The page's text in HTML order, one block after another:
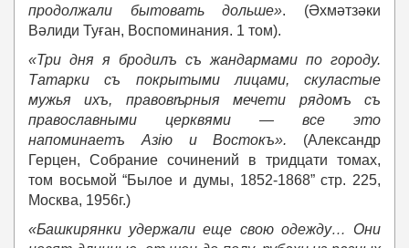
продолжали бытовать дольше». (Әхмәтзәки
Вәлиди Туған, Воспоминания. 1 том).
«Три дня я бродилъ съ жандармами по городу.
Татарки съ покрытыми лицами, скуластые
мужья ихъ, правовѣрныя мечети рядомъ съ
православными церквями — все это
напоминаетъ Азiю и Востокъ». (Александр
Герцен, Собрание сочинений в тридцати томах,
том восьмой “Былое и думы, 1852-1868” стр. 225,
Москва, 1956г.)
«Башкирянки удержали еще свою одежду… Они